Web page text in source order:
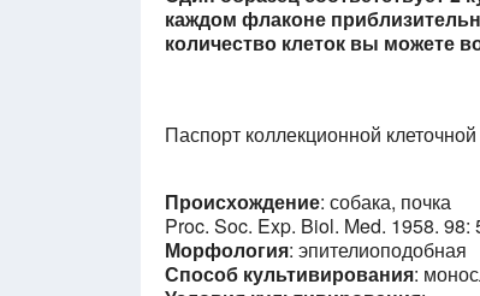
каждом флаконе
количество клеток вы можете
Паспорт коллекционной
Происхождение: собака, почка
Proc. Soc. Exp. Biol. Med. 1958. 98:
Морфология: эпителиоподобная
Способ культивирования: